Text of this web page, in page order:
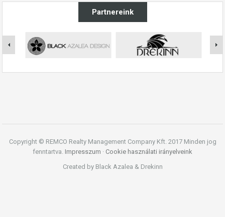
Partnereink
Copyright © REMCO Realty Management Company Kft. 2017 Minden jog
fenntartva. Impresszum · Cookie használati irányelveink
Created by Black Azalea & Drekinn